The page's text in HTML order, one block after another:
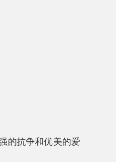
的抗争和优美的爱